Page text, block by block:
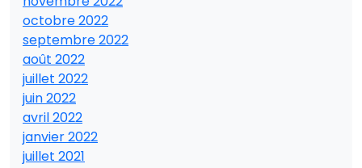
octobre 2022
septembre 2022
août 2022
juillet 2022
juin 2022
avril 2022
janvier 2022
juillet 2021